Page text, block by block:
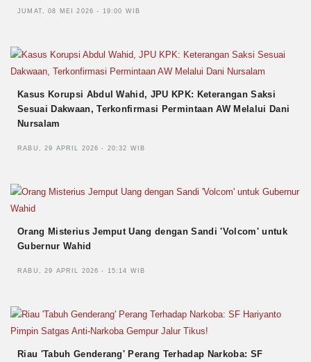
JUMAT, 08 MEI 2026 - 19:00 WIB
Kasus Korupsi Abdul Wahid, JPU KPK: Keterangan Saksi
Sesuai Dakwaan, Terkonfirmasi Permintaan AW Melalui Dani
Nursalam
RABU, 29 APRIL 2026 - 20:32 WIB
Orang Misterius Jemput Uang dengan Sandi 'Volcom' untuk
Gubernur Wahid
RABU, 29 APRIL 2026 - 15:14 WIB
Riau 'Tabuh Genderang' Perang Terhadap Narkoba: SF